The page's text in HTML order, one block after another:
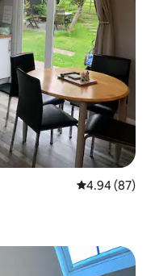
Calificación
4.94 (87)